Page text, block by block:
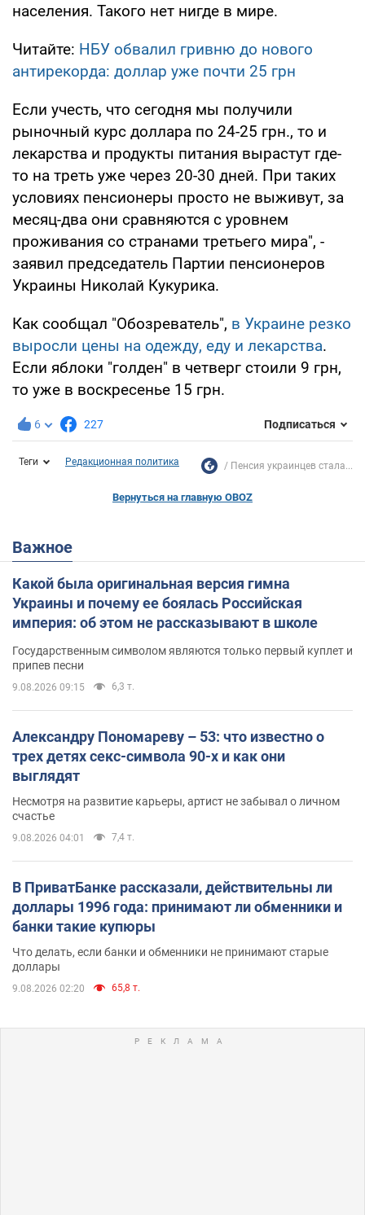
населения. Такого нет нигде в мире.
Читайте: НБУ обвалил гривню до нового
антирекорда: доллар уже почти 25 грн
Если учесть, что сегодня мы получили
рыночный курс доллара по 24-25 грн., то и
лекарства и продукты питания вырастут где-
то на треть уже через 20-30 дней. При таких
условиях пенсионеры просто не выживут, за
месяц-два они сравняются с уровнем
проживания со странами третьего мира", -
заявил председатель Партии пенсионеров
Украины Николай Кукурика.
Как сообщал "Обозреватель", в Украине резко
выросли цены на одежду, еду и лекарства.
Если яблоки "голден" в четверг стоили 9 грн,
то уже в воскресенье 15 грн.
6 227 Подписаться
Теги Редакционная политика Пенсия украинцев стала...
Вернуться на главную OBOZ
Важное
Какой была оригинальная версия гимна
Украины и почему ее боялась Российская
империя: об этом не рассказывают в школе
Государственным символом являются только первый куплет и
припев песни
9.08.2026 09:15 6,3 т.
Александру Пономареву – 53: что известно о
трех детях секс-символа 90-х и как они
выглядят
Несмотря на развитие карьеры, артист не забывал о личном
счастье
9.08.2026 04:01 7,4 т.
В ПриватБанке рассказали, действительны ли
доллары 1996 года: принимают ли обменники и
банки такие купюры
Что делать, если банки и обменники не принимают старые
доллары
9.08.2026 02:20 65,8 т.